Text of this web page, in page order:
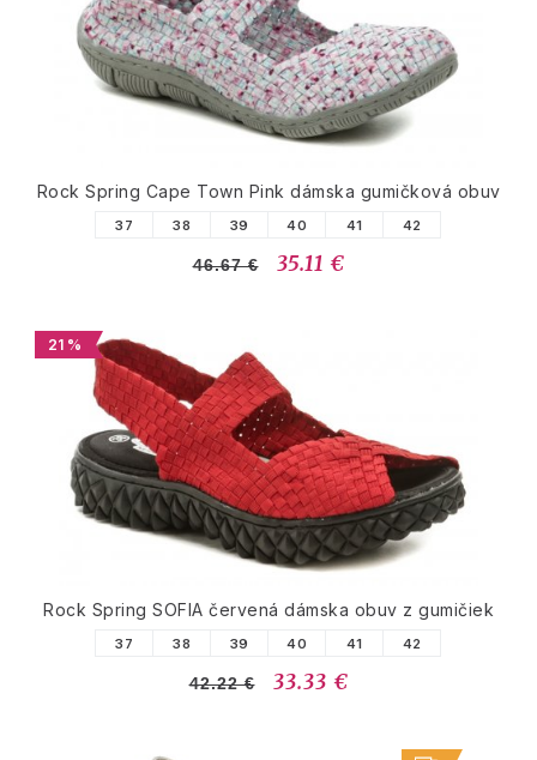
Rock Spring Cape Town Pink dámska gumičková obuv
37 38 39 40 41 42
46.67 € 35.11 €
21 %
Rock Spring SOFIA červená dámska obuv z gumičiek
37 38 39 40 41 42
42.22 € 33.33 €